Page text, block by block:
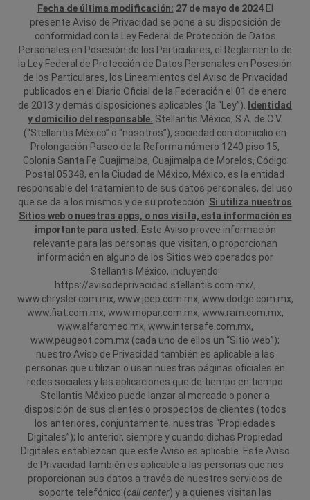
Fecha de última modificación: 27 de mayo de 2024 El
presente Aviso de Privacidad se pone a su disposición de
conformidad con la Ley Federal de Protección de Datos
Personales en Posesión de los Particulares, el Reglamento de
la Ley Federal de Protección de Datos Personales en Posesión
de los Particulares, los Lineamientos del Aviso de Privacidad
publicados en el Diario Oficial de la Federación el 01 de enero
de 2013 y demás disposiciones aplicables (la “Ley”).
Identidad
y domicilio del responsable. Stellantis México, S.A. de C.V.
(“Stellantis México” o “nosotros”), sociedad con domicilio en
Prolongación Paseo de la Reforma número 1240 piso 15,
Colonia Santa Fe Cuajimalpa, Cuajimalpa de Morelos, Código
Postal 05348, en la Ciudad de México, México, es la entidad
responsable del tratamiento de sus datos personales, del uso
que se da a los mismos y de su protección. Si utiliza nuestros
Sitios web o nuestras apps, o nos visita, esta información es
importante para usted. Este Aviso provee información
relevante para las personas que visitan, o proporcionan
información en alguno de los Sitios web operados por
Stellantis México, incluyendo:
https://avisodeprivacidad.stellantis.com.mx/,
www.chrysler.com.mx, www.jeep.com.mx, www.dodge.com.mx,
www.fiat.com.mx, www.mopar.com.mx, www.ram.com.mx,
www.alfaromeo.mx, www.intersafe.com.mx,
www.peugeot.com.mx (cada uno de ellos un “Sitio web”);
nuestro Aviso de Privacidad también es aplicable a las
personas que utilizan o usan nuestras páginas oficiales en
redes sociales y las aplicaciones que de tiempo en tiempo
Stellantis México puede lanzar al mercado o poner a
disposición de sus clientes o prospectos de clientes (todos
los anteriores, conjuntamente, nuestras “Propiedades
Digitales”); lo anterior, siempre y cuando dichas Propiedad
Digitales establezcan que este Aviso es aplicable. Este Aviso
de Privacidad también es aplicable a las personas que nos
proporcionan sus datos a través de nuestros servicios de
soporte telefónico (call center) y a quienes visitan las